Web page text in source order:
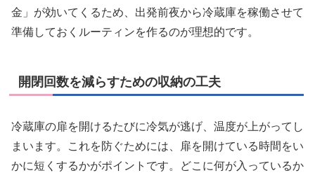
金」が効いてくるため、出発前夜から冷蔵庫を稼働させて
準備しておくルーティンを作るのが理想的です。
開閉回数を減らすための収納の工夫
冷蔵庫の扉を開けるたびに冷気が逃げ、温度が上がってし
まいます。これを防ぐためには、扉を開けている時間をい
かに短くするかがポイントです。どこに何が入っているか